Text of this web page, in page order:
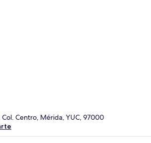
Col. Centro, Mérida, YUC, 97000